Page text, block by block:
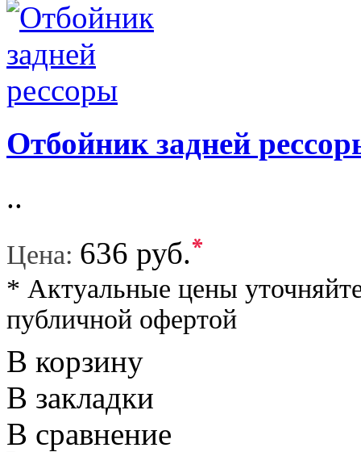
Отбойник задней
..
Цена: 636 руб.*
* Актуальные цены
публичной офертой
В корзину
В закладки
В сравнение